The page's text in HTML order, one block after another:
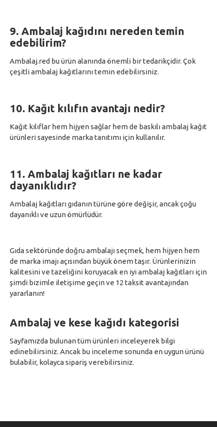
9. Ambalaj kağıdını nereden temin
edebilirim?
Ambalaj.red bu ürün alanında önemli bir tedarikçidir. Çok
çeşitli ambalaj kağıtlarını temin edebilirsiniz.
10. Kağıt kılıfın avantajı nedir?
Kağıt kılıflar hem hijyen sağlar hem de baskılı ambalaj kağıt
ürünleri sayesinde marka tanıtımı için kullanılır.
11. Ambalaj kağıtları ne kadar
dayanıklıdır?
Ambalaj kağıtları gıdanın türüne göre değişir, ancak çoğu
dayanıklı ve uzun ömürlüdür.
Gıda sektöründe doğru ambalajı seçmek, hem hijyen hem
de marka imajı açısından büyük önem taşır. Ürünlerinizin
kalitesini ve tazeliğini koruyacak en iyi ambalaj kağıtları için
şimdi bizimle iletişime geçin ve 12 taksit avantajından
yararlanın!
Ambalaj ve kese kağıdı kategorisi
Sayfamızda bulunan tüm ürünleri inceleyerek bilgi
edinebilirsiniz. Ancak bu inceleme sonunda en uygun ürünü
bulabilir, kolayca sipariş verebilirsiniz.